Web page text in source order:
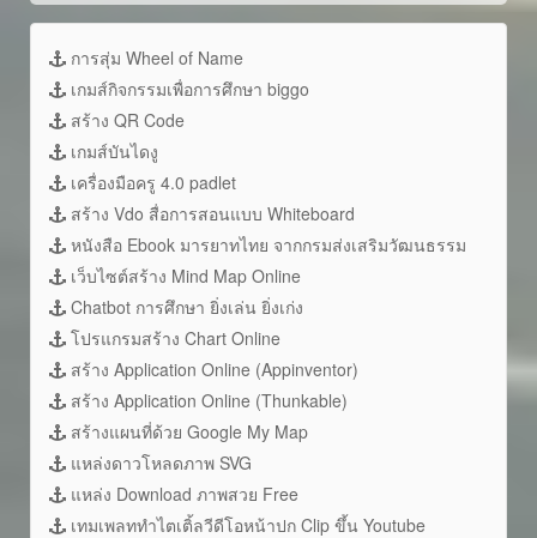
การสุ่ม Wheel of Name
เกมส์กิจกรรมเพื่อการศึกษา biggo
สร้าง QR Code
เกมส์บันไดงู
เครื่องมือครู 4.0 padlet
สร้าง Vdo สื่อการสอนแบบ Whiteboard
หนังสือ Ebook มารยาทไทย จากกรมส่งเสริมวัฒนธรรม
เว็บไซต์สร้าง Mind Map Online
Chatbot การศึกษา ยิ่งเล่น ยิ่งเก่ง
โปรแกรมสร้าง Chart Online
สร้าง Application Online (Appinventor)
สร้าง Application Online (Thunkable)
สร้างแผนที่ด้วย Google My Map
แหล่งดาวโหลดภาพ SVG
แหล่ง Download ภาพสวย Free
เทมเพลททำไตเติ้ลวีดีโอหน้าปก Clip ขึ้น Youtube